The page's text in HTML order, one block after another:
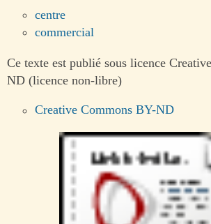
centre
commercial
Ce texte est publié sous licence
ND (licence non-libre)
Creative Commons BY-ND